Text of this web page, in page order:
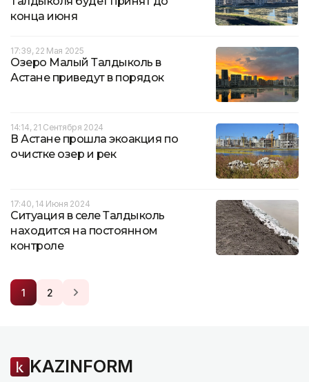
конца июня
17:39, 22 Мая 2025
Озеро Малый Талдыколь в
Астане приведут в порядок
14:14, 21 Сентября 2024
В Астане прошла экоакция по
очистке озер и рек
17:40, 14 Июня 2024
Ситуация в селе Талдыколь
находится на постоянном
контроле
1 2
KAZINFORM